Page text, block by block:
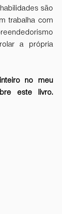
são
trabalha com
a própria
no meu
este livro.